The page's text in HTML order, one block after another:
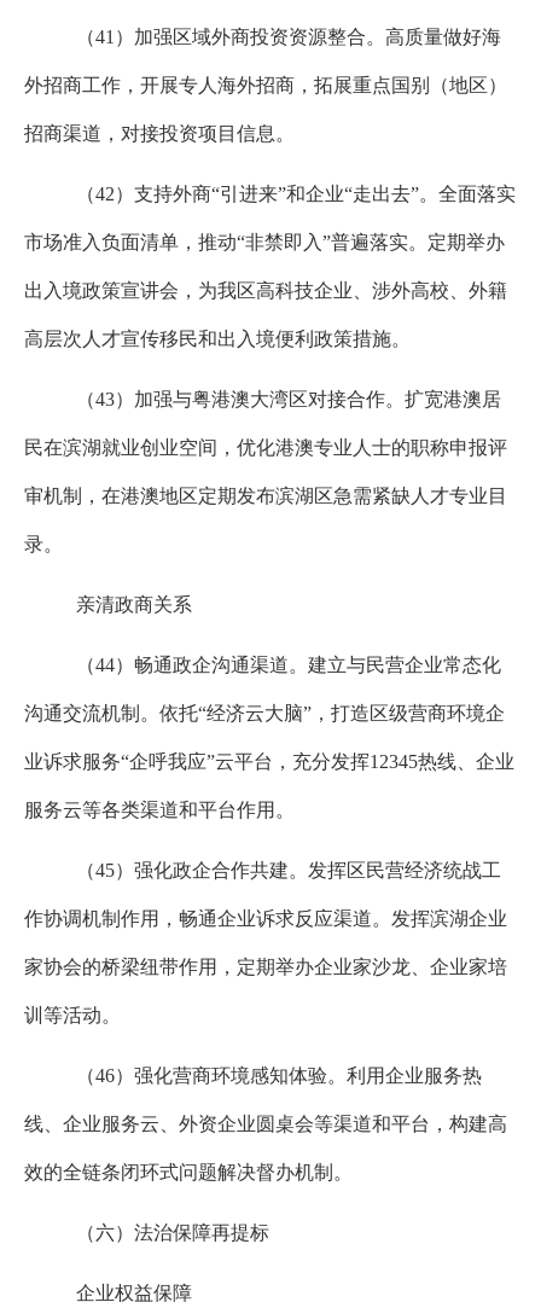
（41 ）加强区域外商投资资源整合。高质量做好海
外招商工作，开展专人海外招商，拓展重点国别（地区）
招商渠道，对接投资项目信息。
（42）支持外商“引进来”和企业“走出去”。全面落实
市场准入负面清单，推动“非禁即入”普遍落实。定期举办
出入境政策宣讲会，为我区高科技企业、涉外高校、外籍
高层次人才宣传移民和出入境便利政策措施。
（43）加强与粤港澳大湾区对接合作。扩宽港澳居
民在滨湖就业创业空间，优化港澳专业人士的职称申报评
审机制，在港澳地区定期发布滨湖区急需紧缺人才专业目
录。
亲清政商关系
（44）畅通政企沟通渠道。建立与民营企业常态化
沟通交流机制。依托“经济云大脑”，打造区级营商环境企
业诉求服务“企呼我应”云平台，充分发挥12345热线、企业
服务云等各类渠道和平台作用。
（45）强化政企合作共建。发挥区民营经济统战工
作协调机制作用，畅通企业诉求反应渠道。发挥滨湖企业
家协会的桥梁纽带作用，定期举办企业家沙龙、企业家培
训等活动。
（46）强化营商环境感知体验。利用企业服务热
线、企业服务云、外资企业圆桌会等渠道和平台，构建高
效的全链条闭环式问题解决督办机制。
（六）法治保障再提标
企业权益保障